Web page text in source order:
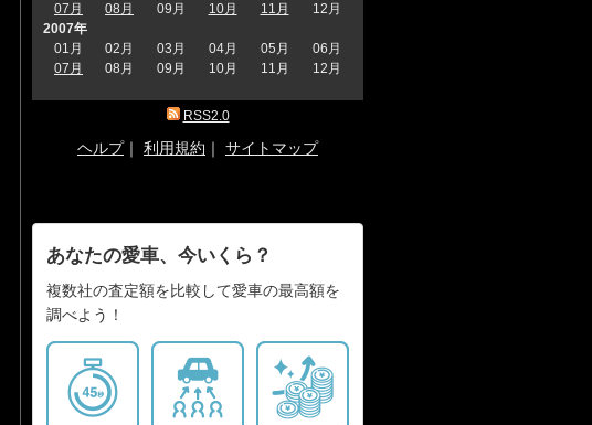
07月
08月 09月 10月 11月
12月
2007年
01月
02月 03月 04月 05月
06月
07月
08月 09月 10月 11月 12月
RSS2.0
ヘルプ｜ 利用規約 ｜ サイトマップ
あなたの愛車、今いくら？
複数社の査定額を比較して愛車の最高額を
調べよう！